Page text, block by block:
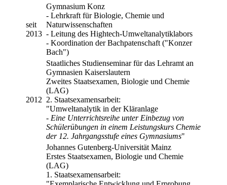
seit
2013
Gymnasium Konz
- Lehrkraft für Biologie, Chemie und
Naturwissenschaften
- Leitung des Hightech-Umweltanalytiklabors
- Koordination der Bachpatenschaft ("Konzer
Bach")
2012
Staatliches Studienseminar für das Lehramt an
Gymnasien Kaiserslautern
Zweites Staatsexamen, Biologie und Chemie
(LAG)
2. Staatsexamensarbeit:
"Umweltanalytik in der Kläranlage
- Eine Unterrichtsreihe unter Einbezug von
Schülerübungen in einem Leistungskurs Chemie
der 12. Jahrgangsstufe eines Gymnasiums"
Johannes Gutenberg-Universität Mainz
Erstes Staatsexamen, Biologie und Chemie
(LAG)
1. Staatsexamensarbeit: